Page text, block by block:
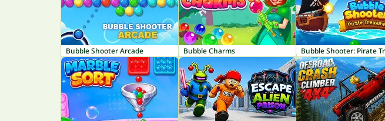
Bubble Shooter Arcade Bubble Charms